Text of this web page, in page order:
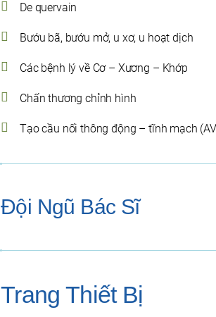
De quervain
Bướu bã, bướu mở, u xơ, u hoạt dịch
Các bệnh lý về Cơ – Xương – Khớp
Chấn thương chỉnh hình
Tạo cầu nối thông động – tĩnh mạch
Đội Ngũ Bác Sĩ
Trang Thiết Bị